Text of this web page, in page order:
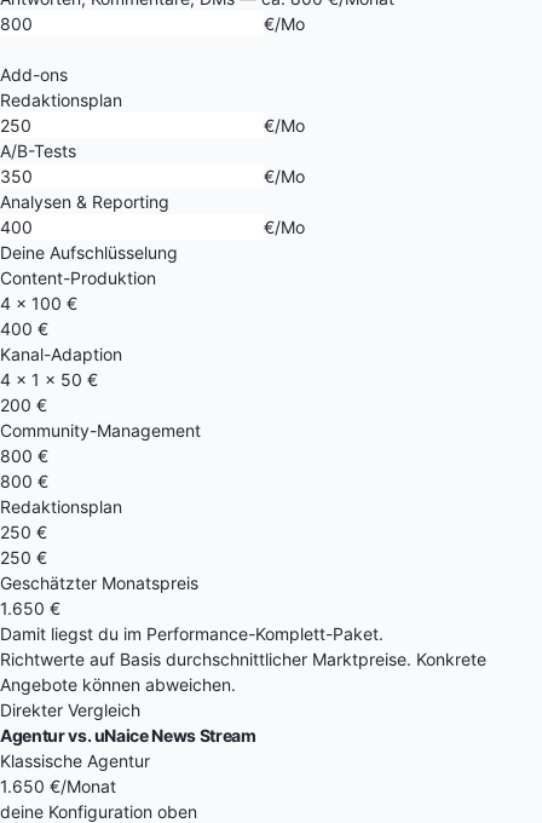
€/Mo
Add-ons
Redaktionsplan
€/Mo
A/B-Tests
€/Mo
Analysen & Reporting
€/Mo
Deine Aufschlüsselung
Content-Produktion
4 × 100 €
400 €
Kanal-Adaption
4 × 1 × 50 €
200 €
Community-Management
800 €
800 €
Redaktionsplan
250 €
250 €
Geschätzter Monatspreis
1.650 €
Damit liegst du im Performance-Komplett-Paket.
Richtwerte auf Basis durchschnittlicher Marktpreise. Konkrete
Angebote können abweichen.
Direkter Vergleich
Agentur vs. uNaice News Stream
Klassische Agentur
1.650 €/Monat
deine Konfiguration oben